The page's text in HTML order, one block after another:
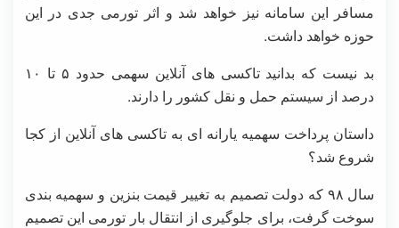
مسافر این سامانه نیز خواهد شد و اثر تورمی جدی در این
حوزه خواهد داشت.
بد نیست که بدانید تاکسی های آنلاین سهمی حدود ۵ تا ۱۰
درصد از سیستم حمل و نقل کشور را دارند.
داستان پرداخت سهمیه یارانه ای به تاکسی های آنلاین از کجا
شروع شد؟
سال ۹۸ که دولت تصمیم به تغییر قیمت بنزین و سهمیه بندی
سوخت گرفت، برای جلوگیری از انتقال بار تورمی این تصمیم